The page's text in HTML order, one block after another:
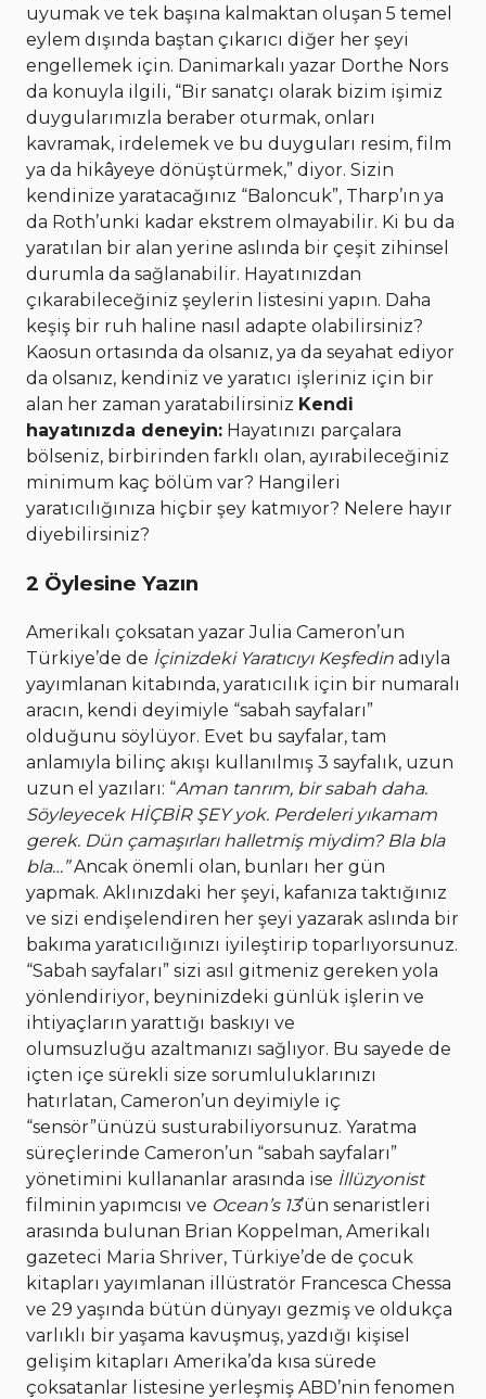
uyumak ve tek başına kalmaktan oluşan 5 temel
eylem dışında baştan çıkarıcı diğer her şeyi
engellemek için. Danimarkalı yazar Dorthe Nors
da konuyla ilgili, “Bir sanatçı olarak bizim işimiz
duygularımızla beraber oturmak, onları
kavramak, irdelemek ve bu duyguları resim, film
ya da hikâyeye dönüştürmek,” diyor. Sizin
kendinize yaratacağınız “Baloncuk”, Tharp’ın ya
da Roth’unki kadar ekstrem olmayabilir. Ki bu da
yaratılan bir alan yerine aslında bir çeşit zihinsel
durumla da sağlanabilir. Hayatınızdan
çıkarabileceğiniz şeylerin listesini yapın. Daha
keşiş bir ruh haline nasıl adapte olabilirsiniz?
Kaosun ortasında da olsanız, ya da seyahat ediyor
da olsanız, kendiniz ve yaratıcı işleriniz için bir
alan her zaman yaratabilirsiniz Kendi
hayatınızda deneyin: Hayatınızı parçalara
bölseniz, birbirinden farklı olan, ayırabileceğiniz
minimum kaç bölüm var? Hangileri
yaratıcılığınıza hiçbir şey katmıyor? Nelere hayır
diyebilirsiniz?
2 Öylesine Yazın
Amerikalı çoksatan yazar Julia Cameron’un
Türkiye’de de İçinizdeki Yaratıcıyı Keşfedin adıyla
yayımlanan kitabında, yaratıcılık için bir numaralı
aracın, kendi deyimiyle “sabah sayfaları”
olduğunu söylüyor. Evet bu sayfalar, tam
anlamıyla bilinç akışı kullanılmış 3 sayfalık, uzun
uzun el yazıları: “Aman tanrım, bir sabah daha.
Söyleyecek HİÇBİR ŞEY yok. Perdeleri yıkamam
gerek. Dün çamaşırları halletmiş miydim? Bla bla
bla…” Ancak önemli olan, bunları her gün
yapmak. Aklınızdaki her şeyi, kafanıza taktığınız
ve sizi endişelendiren her şeyi yazarak aslında bir
bakıma yaratıcılığınızı iyileştirip toparlıyorsunuz.
“Sabah sayfaları” sizi asıl gitmeniz gereken yola
yönlendiriyor, beyninizdeki günlük işlerin ve
ihtiyaçların yarattığı baskıyı ve
olumsuzluğu azaltmanızı sağlıyor. Bu sayede de
içten içe sürekli size sorumluluklarınızı
hatırlatan, Cameron’un deyimiyle iç
“sensör”ünüzü susturabiliyorsunuz. Yaratma
süreçlerinde Cameron’un “sabah sayfaları”
yönetimini kullananlar arasında ise İllüzyonist
filminin yapımcısı ve Ocean’s 13’ün senaristleri
arasında bulunan Brian Koppelman, Amerikalı
gazeteci Maria Shriver, Türkiye’de de çocuk
kitapları yayımlanan illüstratör Francesca Chessa
ve 29 yaşında bütün dünyayı gezmiş ve oldukça
varlıklı bir yaşama kavuşmuş, yazdığı kişisel
gelişim kitapları Amerika’da kısa sürede
çoksatanlar listesine yerleşmiş ABD’nin fenomen